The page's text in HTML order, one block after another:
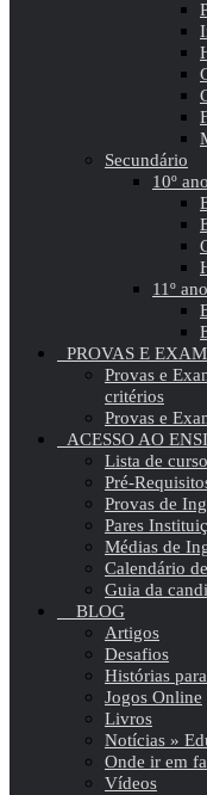
Secundário
10º ano
11º ano
PROVAS E
Provas e
critérios
Provas e
ACESSO AO
Lista de
Pré-
Provas de
Pares
Médias de
Calendário
Guia da
BLOG
Artigos
Desafios
Histórias
Jogos Online
Livros
Notícias »
Onde ir em
Vídeos